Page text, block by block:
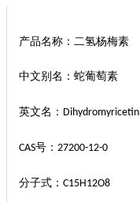
产品名称：二氢杨梅素
中文别名：蛇葡萄素
英文名： Dihydromyricetin
CAS号： 27200-12-0
分子式： C15H12O8